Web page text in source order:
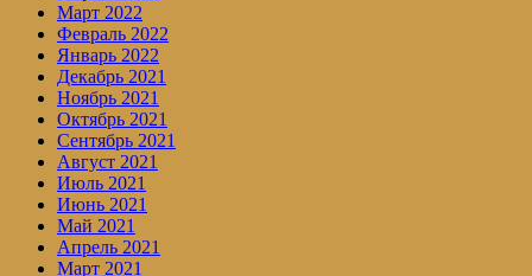
Март 2022
Февраль 2022
Январь 2022
Декабрь 2021
Ноябрь 2021
Октябрь 2021
Сентябрь 2021
Август 2021
Июль 2021
Июнь 2021
Май 2021
Апрель 2021
Март 2021